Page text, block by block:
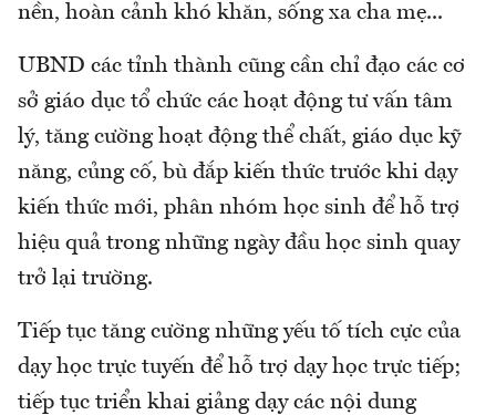
nền, hoàn cảnh khó khăn, sống xa cha mẹ...
UBND các tỉnh thành cũng cần chỉ đạo các cơ
sở giáo dục tổ chức các hoạt động tư vấn tâm
lý, tăng cường hoạt động thể chất, giáo dục kỹ
năng, củng cố, bù đắp kiến thức trước khi dạy
kiến thức mới, phân nhóm học sinh để hỗ trợ
hiệu quả trong những ngày đầu học sinh quay
trở lại trường.
Tiếp tục tăng cường những yếu tố tích cực của
dạy học trực tuyến để hỗ trợ dạy học trực tiếp;
tiếp tục triển khai giảng dạy các nội dung